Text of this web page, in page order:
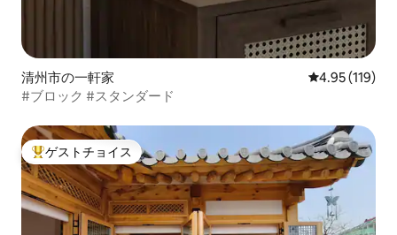
清州市の一軒家 レビュー119
4.95 (119)
#ブロック #スタンダード
大好評のゲストチョイスです。
ゲストチョイス